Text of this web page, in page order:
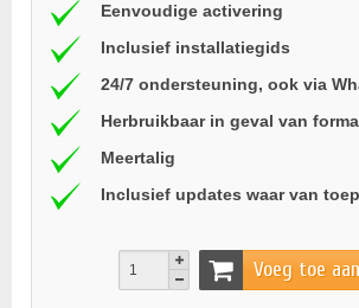
Eenvoudige activering
Inclusief installatiegids
24/7 ondersteuning, ook via
Herbruikbaar in geval van
Meertalig
Inclusief updates waar van
Voeg toe